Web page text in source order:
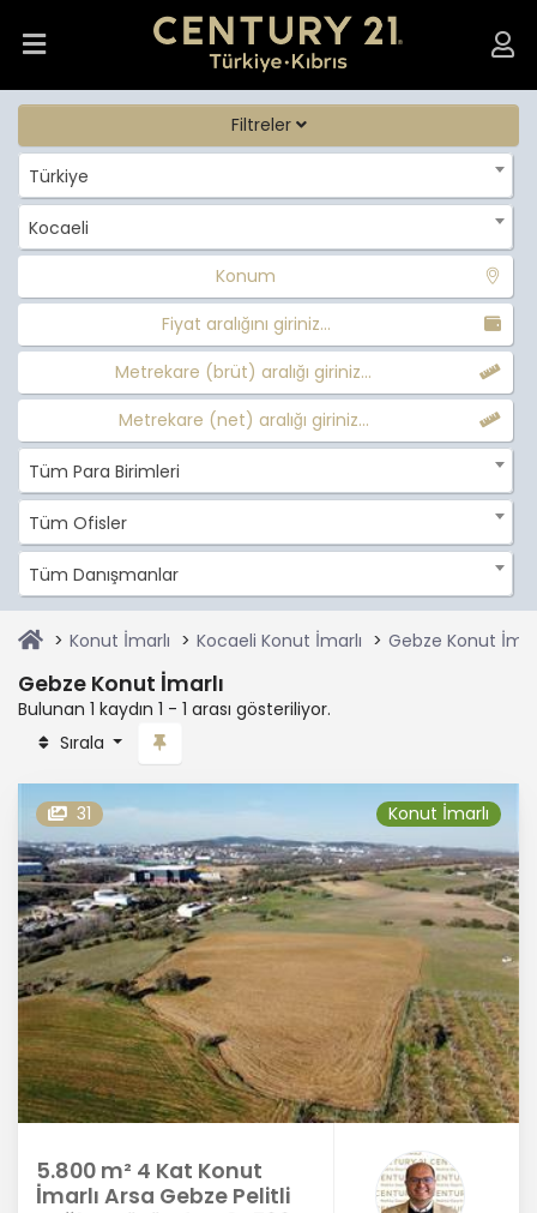
Filtreler
Türkiye
Kocaeli
Konum
Fiyat aralığını giriniz...
Metrekare (brüt) aralığı giriniz...
Metrekare (net) aralığı giriniz...
Tüm Para Birimleri
Tüm Ofisler
Tüm Danışmanlar
Konut İmarlı Kocaeli Konut İmarlı Gebze Konut
Gebze Konut İmarlı
Bulunan 1 kaydın 1 - 1 arası gösteriliyor.
Sırala
31 Konut İmarlı
5.800 m² 4 Kat Konut
İmarlı Arsa Gebze Pelitli